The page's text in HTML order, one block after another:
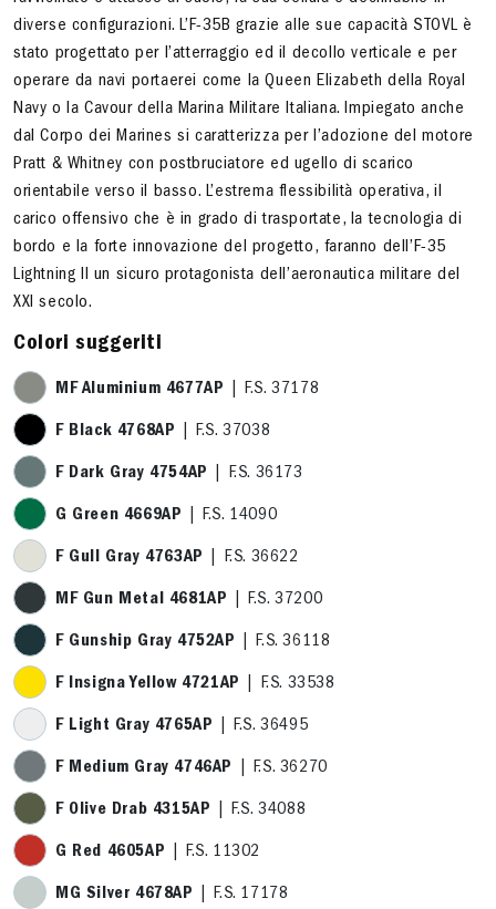
diverse configurazioni. L’F-35B grazie alle sue capacità STOVL è
stato progettato per l’atterraggio ed il decollo verticale e per
operare da navi portaerei come la Queen Elizabeth della Royal
Navy o la Cavour della Marina Militare Italiana. Impiegato anche
dal Corpo dei Marines si caratterizza per l’adozione del motore
Pratt & Whitney con postbruciatore ed ugello di scarico
orientabile verso il basso. L’estrema flessibilità operativa, il
carico offensivo che è in grado di trasportate, la tecnologia di
bordo e la forte innovazione del progetto, faranno dell’F-35
Lightning II un sicuro protagonista dell’aeronautica militare del
XXI secolo.
Colori suggeriti
MF Aluminium 4677AP | F.S. 37178
F Black 4768AP | F.S. 37038
F Dark Gray 4754AP | F.S. 36173
G Green 4669AP | F.S. 14090
F Gull Gray 4763AP | F.S. 36622
MF Gun Metal 4681AP | F.S. 37200
F Gunship Gray 4752AP | F.S. 36118
F Insigna Yellow 4721AP | F.S. 33538
F Light Gray 4765AP | F.S. 36495
F Medium Gray 4746AP | F.S. 36270
F Olive Drab 4315AP | F.S. 34088
G Red 4605AP | F.S. 11302
MG Silver 4678AP | F.S. 17178